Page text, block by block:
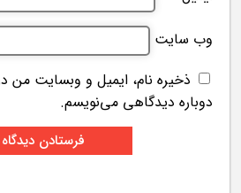
وب‌ سایت
ذخیره نام، ایمیل و وبسایت من
دوباره دیدگاهی می‌نویسم.